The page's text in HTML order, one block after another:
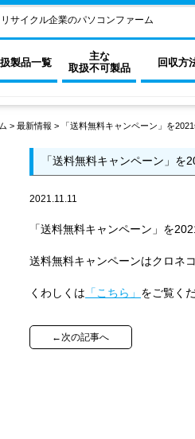
サイクル企業のパソコンファーム
製品一覧
主な
取扱不可製品
回収方
> 最新情報 > 「送料無料キャンペーン」を
「送料無料キャンペーン」を
2021.11.11
「送料無料キャンペーン」を
送料無料キャンペーンはクロネ
くわしくは 「こちら」 をご覧く
←次の記事へ